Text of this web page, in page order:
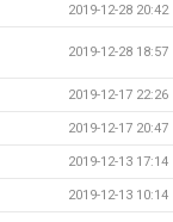
2019-12-28 20:42
2019-12-28 18:57
2019-12-17 22:26
2019-12-17 20:47
2019-12-13 17:14
2019-12-13 10:14